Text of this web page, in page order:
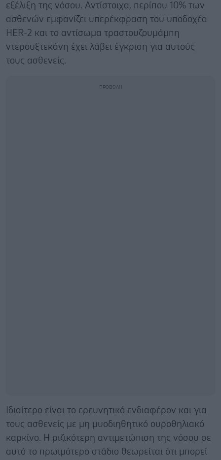
εξέλιξη της νόσου. Αντίστοιχα, περίπου 10% των
ασθενών εμφανίζει υπερέκφραση του υποδοχέα
HER-2 και το αντίσωμα τραστουζουμάμπη
ντερουξτεκάνη έχει λάβει έγκριση για αυτούς
τους ασθενείς.
Ιδιαίτερο είναι το ερευνητικό ενδιαφέρον και για
τους ασθενείς με μη μυοδιηθητικό ουροθηλιακό
καρκίνο. Η ριζικότερη αντιμετώπιση της νόσου σε
αυτό το πρωιμότερο στάδιο θεωρείται ότι μπορεί